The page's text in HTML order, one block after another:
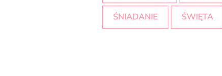
ŚNIADANIE ŚWIĘTA